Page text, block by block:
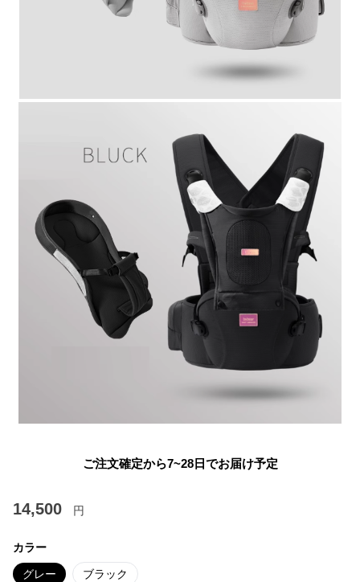
ご注文確定から7~28日でお届け予定
14,500 円
カラー
グレー ブラック